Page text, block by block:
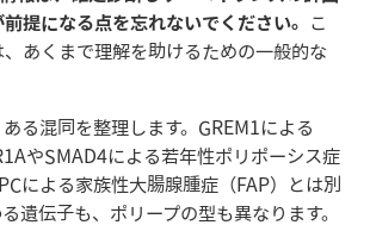
提になる点を忘れないでください。 こ
あくまで理解を助けるための一般的な
る混同を整理します。GREM1による
やSMAD4による若年性ポリポーシス症
による家族性大腸腺腫症（FAP）とは別
遺伝子も、ポリープの型も異なります。